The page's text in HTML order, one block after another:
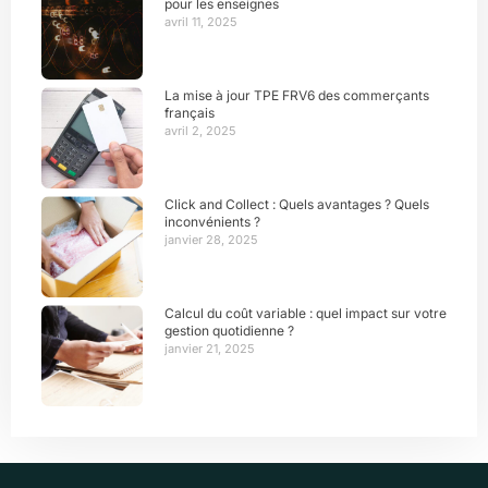
pour les enseignes
avril 11, 2025
La mise à jour TPE FRV6 des commerçants
français
avril 2, 2025
Click and Collect : Quels avantages ? Quels
inconvénients ?
janvier 28, 2025
Calcul du coût variable : quel impact sur votre
gestion quotidienne ?
janvier 21, 2025